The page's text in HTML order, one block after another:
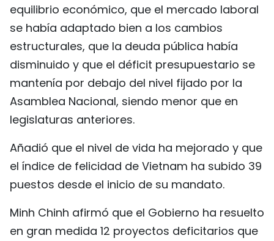
equilibrio económico, que el mercado laboral
se había adaptado bien a los cambios
estructurales, que la deuda pública había
disminuido y que el déficit presupuestario se
mantenía por debajo del nivel fijado por la
Asamblea Nacional, siendo menor que en
legislaturas anteriores.
Añadió que el nivel de vida ha mejorado y que
el índice de felicidad de Vietnam ha subido 39
puestos desde el inicio de su mandato.
Minh Chinh afirmó que el Gobierno ha resuelto
en gran medida 12 proyectos deficitarios que